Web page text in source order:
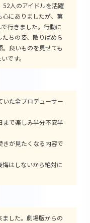
52人のアイドルを活躍
心にありましたが、第
行きました。行動に
ちの姿、散りばめら
良いものを見せても
です。
いた全プロデューサー
まで楽しみ半分不安半
きが見たくなる内容で
はしないから絶対に
した。劇場版からの